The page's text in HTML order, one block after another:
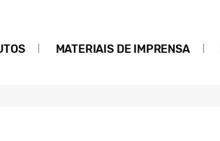
MATERIAIS DE IMPRENSA